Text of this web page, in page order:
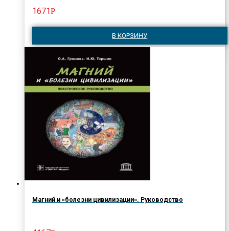
1671Р
В КОРЗИНУ
Магний и «болезни цивилизации». Руководство